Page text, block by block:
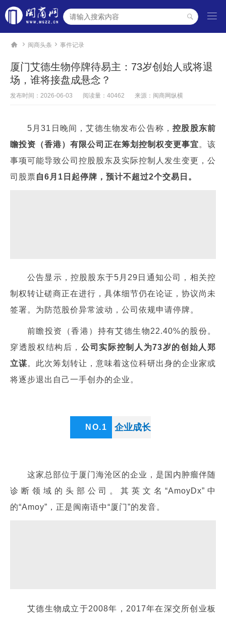

  闽商头条  事件记录
厦门艾德生物停牌待易主：73岁创始人或将退
场，谁将接盘成悬念？
发布时间： 2026-06-03 阅读量：40462 来源：闽商网纵横
5月31日晚间，艾德生物发布公告称，控股股东前
瞻投资（香港）有限公司正在筹划控制权变更事宜。该
事项可能导致公司控股股东及实际控制人发生变更，公
司股票自6月1日起停牌，预计不超过2个交易日。
公告显示，控股股东于5月29日通知公司，相关控
制权转让磋商正在进行，具体细节仍在论证，协议尚未
签署。为防范股价异常波动，公司依规申请停牌。
前瞻投资（香港）持有艾德生物22.40%的股份。
穿透股权结构后，公司实际控制人为73岁的创始人郑
立谋。此次筹划转让，意味着这位科研出身的企业家或
将逐步退出自己一手创办的企业。
NO.1 企业成长
这家总部位于厦门海沧区的企业，是国内肿瘤伴随
诊断领域的头部公司。其英文名“AmoyDx”中
的“Amoy”，正是闽南语中“厦门”的发音。
艾德生物成立于2008年，2017年在深交所创业板